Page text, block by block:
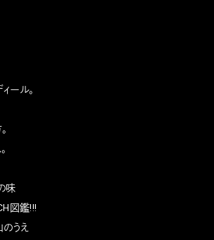
ール。
味
図鑑!!!
うえ